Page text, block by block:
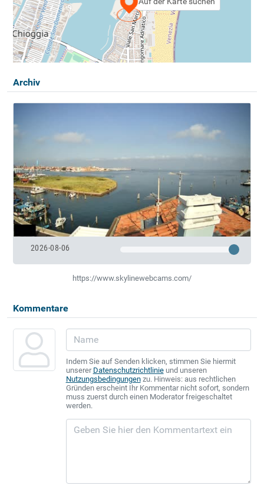
Archiv
2026-08-06
https://www.skylinewebcams.com/
Kommentare
Indem Sie auf Senden klicken, stimmen Sie hiermit
unserer Datenschutzrichtlinieund unseren
Nutzungsbedingungenzu. Hinweis: aus rechtlichen
Gründen erscheint Ihr Kommentar nicht sofort, sondern
muss zuerst durch einen Moderator freigeschaltet
werden.